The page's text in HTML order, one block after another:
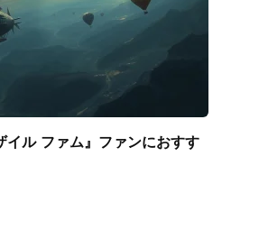
イル ファム』ファンにおすす